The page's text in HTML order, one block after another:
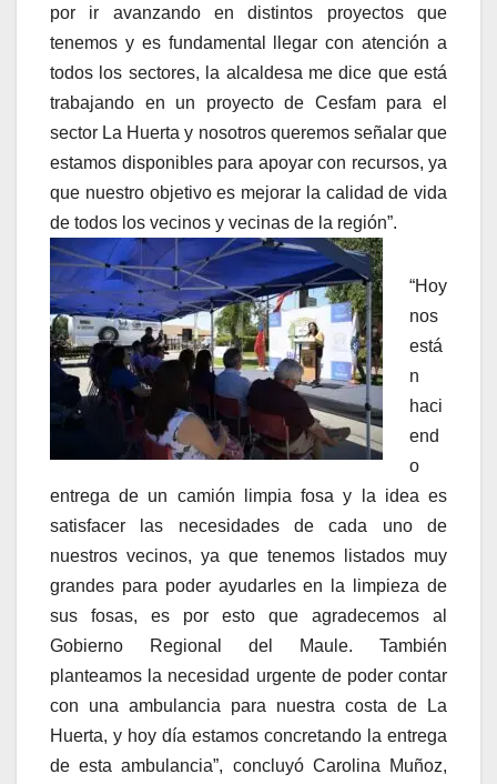
por ir avanzando en distintos proyectos que
tenemos y es fundamental llegar con atención a
todos los sectores, la alcaldesa me dice que está
trabajando en un proyecto de Cesfam para el
sector La Huerta y nosotros queremos señalar que
estamos disponibles para apoyar con recursos, ya
que nuestro objetivo es mejorar la calidad de vida
de todos los vecinos y vecinas de la región”.
“Hoy
nos
está
n
haci
end
o
entrega de un camión limpia fosa y la idea es
satisfacer las necesidades de cada uno de
nuestros vecinos, ya que tenemos listados muy
grandes para poder ayudarles en la limpieza de
sus fosas, es por esto que agradecemos al
Gobierno Regional del Maule. También
planteamos la necesidad urgente de poder contar
con una ambulancia para nuestra costa de La
Huerta, y hoy día estamos concretando la entrega
de esta ambulancia”, concluyó Carolina Muñoz,